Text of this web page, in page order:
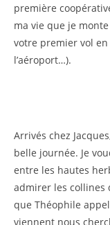
première
ma vie que je
votre premier vol
l’aéroport…).
Arrivés chez
belle journée. Je
entre les hautes
admirer les collines
que Théophile
viennent nous